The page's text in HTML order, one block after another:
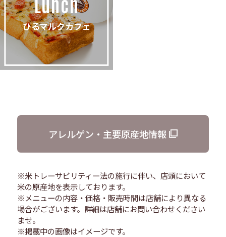
Lunch
ひるマルクカフェ
アレルゲン・主要原産地情報
※米トレーサビリティー法の施行に伴い、店頭において
米の原産地を表示しております。
※メニューの内容・価格・販売時間は店舗により異なる
場合がございます。詳細は店舗にお問い合わせください
ませ。
※掲載中の画像はイメージです。